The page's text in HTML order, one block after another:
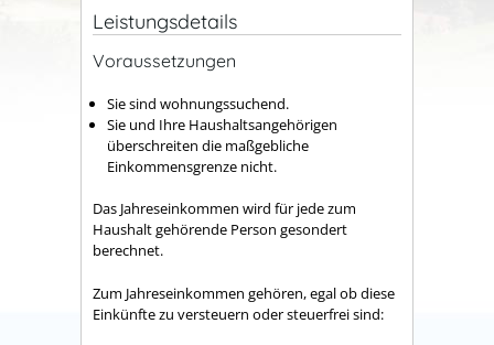
Leistungsdetails
Voraussetzungen
Sie sind wohnungssuchend.
Sie und Ihre Haushaltsangehörigen
überschreiten die maßgebliche
Einkommensgrenze nicht.
Das Jahreseinkommen wird für jede zum
Haushalt gehörende Person gesondert
berechnet.
Zum Jahreseinkommen gehören, egal ob diese
Einkünfte zu versteuern oder steuerfrei sind: